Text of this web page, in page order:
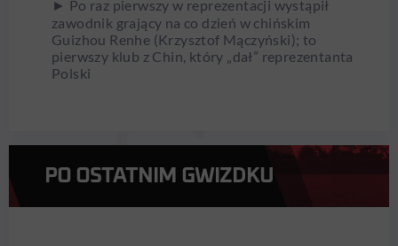
► Po raz pierwszy w reprezentacji wystąpił
zawodnik grający na co dzień w chińskim
Guizhou Renhe (Krzysztof Mączyński); to
pierwszy klub z Chin, który „dał” reprezentanta
Polski
PO OSTATNIM GWIZDKU